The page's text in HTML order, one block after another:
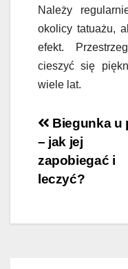
Należy
okolicy tatuażu,
efekt.
cieszyć się
wiele lat.
wpisu
Biegunka u
– jak jej
zapobiegać i
leczyć?